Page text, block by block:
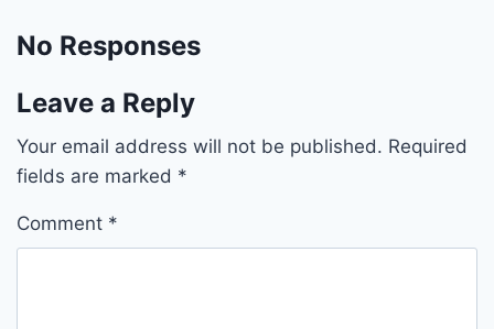
No Responses
Leave a Reply
Your email address will not be published. Required
fields are marked *
Comment *